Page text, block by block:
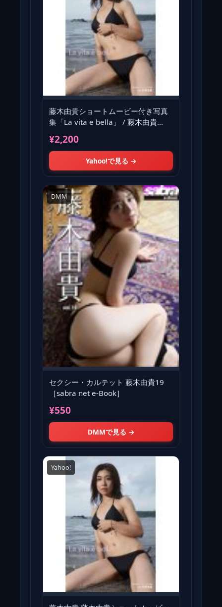
藤木由貴ショートムービー付き写真
集「La vita e bella」 / 藤木由貴
¥2,200
Yahoo!で見る →
DMM
セクシー・カルテット 藤木由貴19
［sabra net e-Book］
¥550
DMMで見る →
Yahoo!